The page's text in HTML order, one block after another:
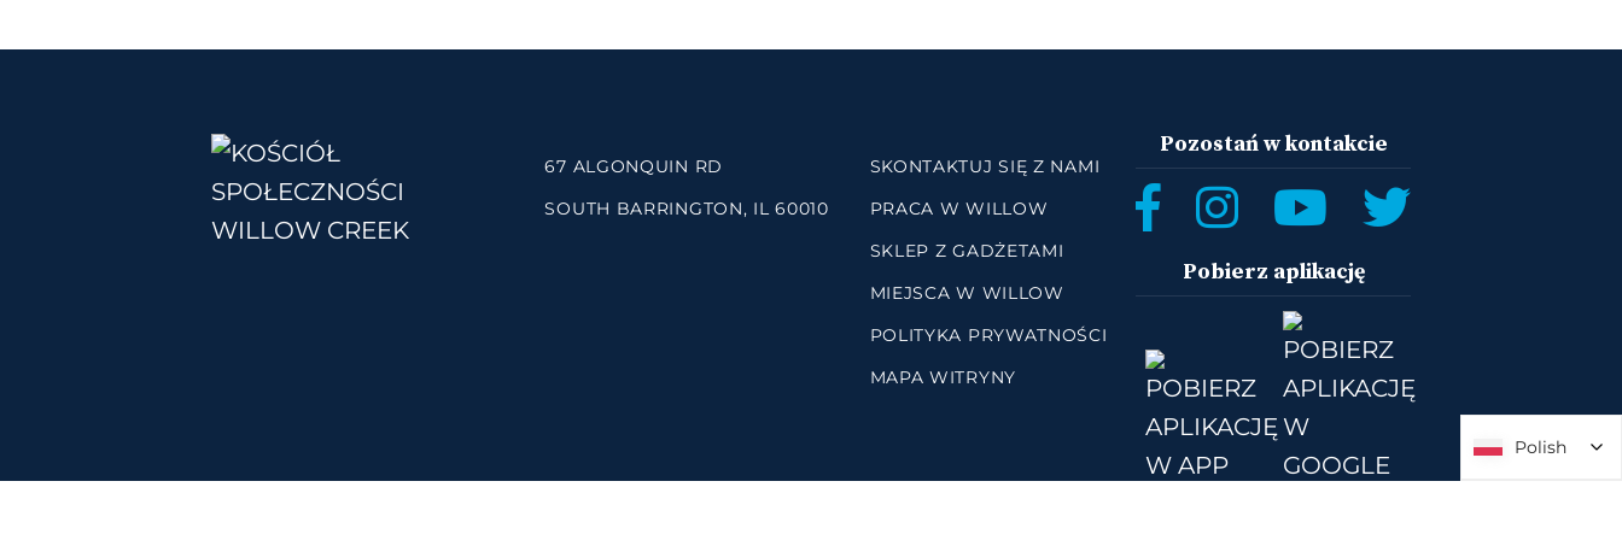
67 ALGONQUIN RD
SOUTH BARRINGTON, IL 60010
SKONTAKTUJ SIĘ Z NAMI
PRACA W WILLOW
SKLEP Z GADŻETAMI
MIEJSCA W WILLOW
POLITYKA PRYWATNOŚCI
MAPA WITRYNY
Pozostań w kontakcie
Pobierz aplikację
Polish
Polish